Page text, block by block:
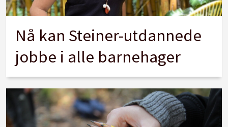
Nå kan Steiner-utdannede
jobbe i alle barnehager